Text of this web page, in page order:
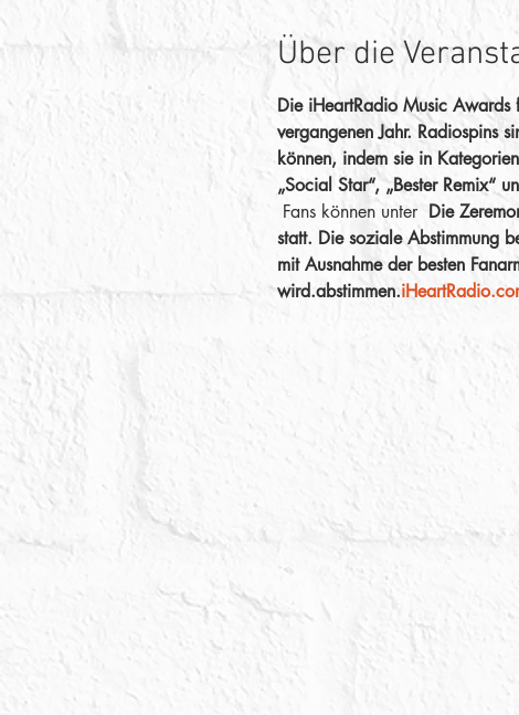
Über die
Die iHeartRadio Music Awards
vergangenen Jahr. Radiospins
können, indem sie in
„Social Star“, „Bester Remix“
Fans können unter Die
statt. Die soziale Abstimmung
mit Ausnahme der besten
wird.abstimmen.